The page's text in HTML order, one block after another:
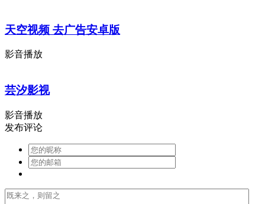
天空视频 去广告安卓版
影音播放
芸汐影视
影音播放
发布评论